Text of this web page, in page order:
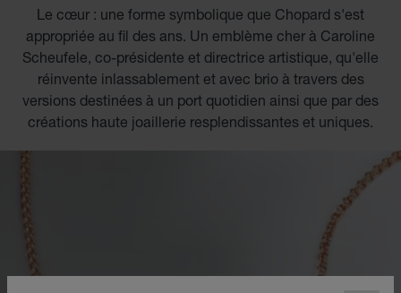
Le cœur : une forme symbolique que Chopard s'est
appropriée au fil des ans. Un emblème cher à Caroline
Scheufele, co-présidente et directrice artistique, qu'elle
réinvente inlassablement et avec brio à travers des
versions destinées à un port quotidien ainsi que par des
créations haute joaillerie resplendissantes et uniques.